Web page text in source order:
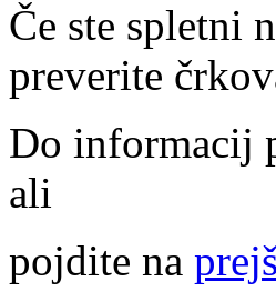
Če ste spletni
preverite
Do informacij
ali
pojdite na